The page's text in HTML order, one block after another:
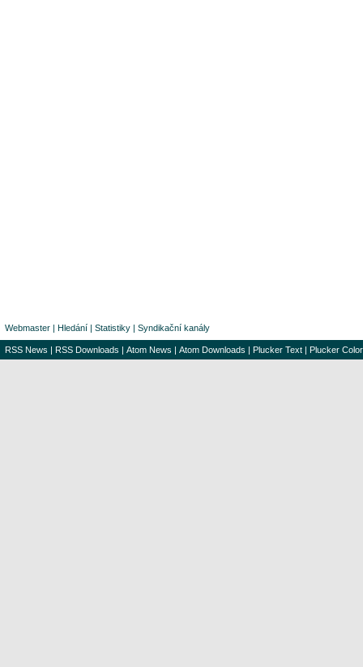
Webmaster | Hledání | Statistiky | Syndikační kanály
RSS News | RSS Downloads | Atom News | Atom Downloads | Plucker Text | Plucker Color